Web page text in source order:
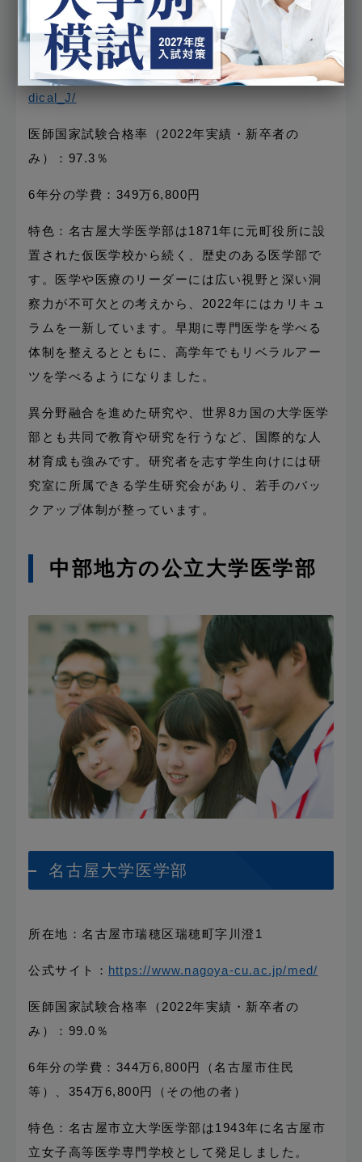
所在地：愛知県名古屋市昭和区鶴舞町65番地
公式サイト： https://www.med.nagoya-u.ac.jp/me
dical_J/
医師国家試験合格率（2022年実績・新卒者の
み）：97.3％
6年分の学費：349万6,800円
特色：名古屋大学医学部は1871年に元町役所に設
置された仮医学校から続く、歴史のある医学部で
す。医学や医療のリーダーには広い視野と深い洞
察力が不可欠との考えから、2022年にはカリキュ
ラムを一新しています。早期に専門医学を学べる
体制を整えるとともに、高学年でもリベラルアー
ツを学べるようになりました。
異分野融合を進めた研究や、世界8カ国の大学医学
部とも共同で教育や研究を行うなど、国際的な人
材育成も強みです。研究者を志す学生向けには研
究室に所属できる学生研究会があり、若手のバッ
クアップ体制が整っています。
中部地方の公立大学医学部
名古屋大学医学部
所在地：名古屋市瑞穂区瑞穂町字川澄1
公式サイト： https://www.nagoya-cu.ac.jp/med/
医師国家試験合格率（2022年実績・新卒者の
み）：99.0％
6年分の学費：344万6,800円（名古屋市住民
等）、354万6,800円（その他の者）
特色：名古屋市立大学医学部は1943年に名古屋市
立女子高等医学専門学校として発足しました。